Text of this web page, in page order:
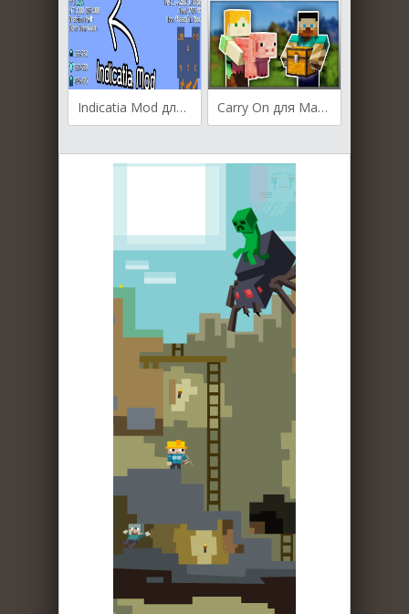
Indicatia Mod для Майнкрафт [1.19.3, 1.19.2, 1.19] Carry On для Майнкрафт [1.12.2, 1.11.2, 1.10.2]